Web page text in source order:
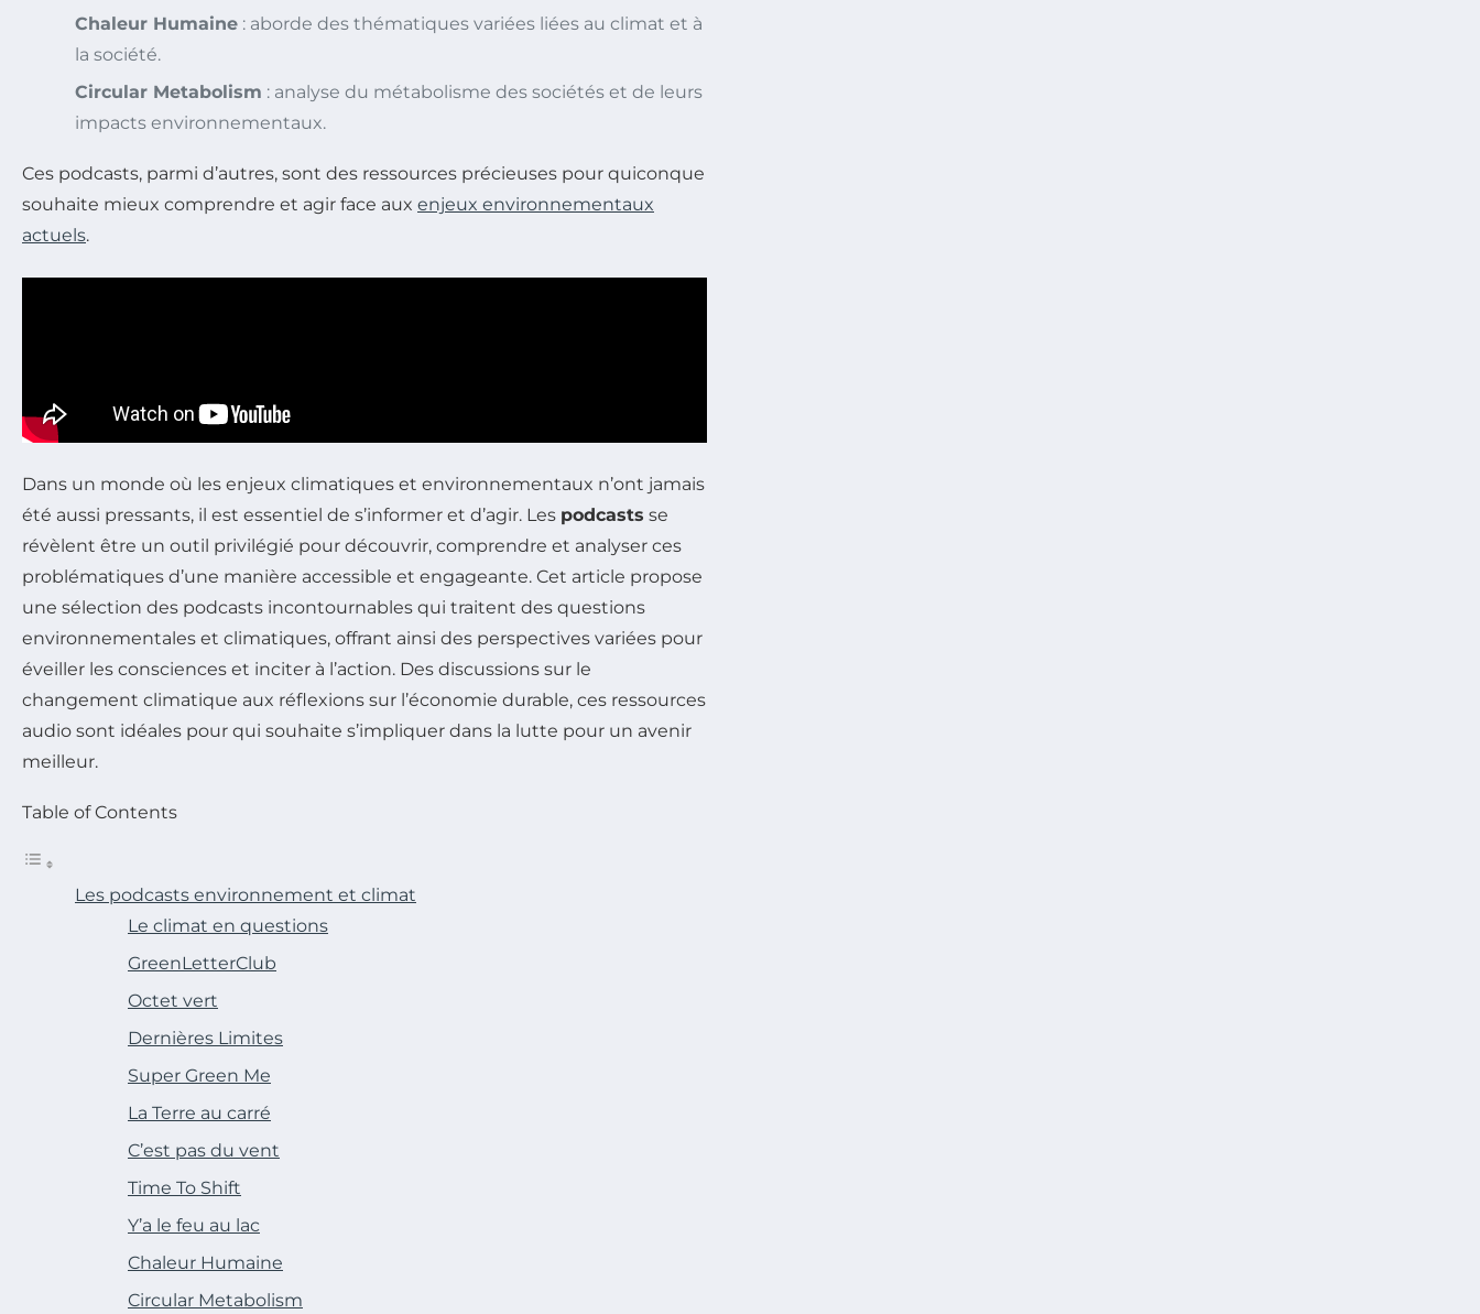
Chaleur Humaine : aborde des thématiques variées liées au climat et à
la société.
Circular Metabolism : analyse du métabolisme des sociétés et de leurs
impacts environnementaux.
Ces podcasts, parmi d’autres, sont des ressources précieuses pour quiconque
souhaite mieux comprendre et agir face aux enjeux environnementaux
actuels.
Dans un monde où les enjeux climatiques et environnementaux n’ont jamais
été aussi pressants, il est essentiel de s’informer et d’agir. Les podcasts se
révèlent être un outil privilégié pour découvrir, comprendre et analyser ces
problématiques d’une manière accessible et engageante. Cet article propose
une sélection des podcasts incontournables qui traitent des questions
environnementales et climatiques, offrant ainsi des perspectives variées pour
éveiller les consciences et inciter à l’action. Des discussions sur le
changement climatique aux réflexions sur l’économie durable, ces ressources
audio sont idéales pour qui souhaite s’impliquer dans la lutte pour un avenir
meilleur.
Table of Contents
Les podcasts environnement et climat
Le climat en questions
GreenLetterClub
Octet vert
Dernières Limites
Super Green Me
La Terre au carré
C’est pas du vent
Time To Shift
Y’a le feu au lac
Chaleur Humaine
Circular Metabolism